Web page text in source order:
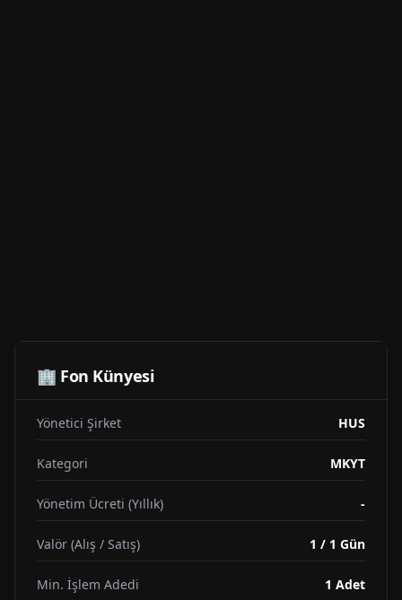
🏢 Fon Künyesi
Yönetici Şirket HUS
Kategori MKYT
Yönetim Ücreti (Yıllık) -
Valör (Alış / Satış) 1 / 1 Gün
Min. İşlem Adedi 1 Adet